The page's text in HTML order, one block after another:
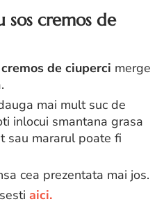
sos cremos de
de ciuperci merge
mai mult suc de
inlocui smantana grasa
sau mararul poate fi
cea prezentata mai jos.
aici.